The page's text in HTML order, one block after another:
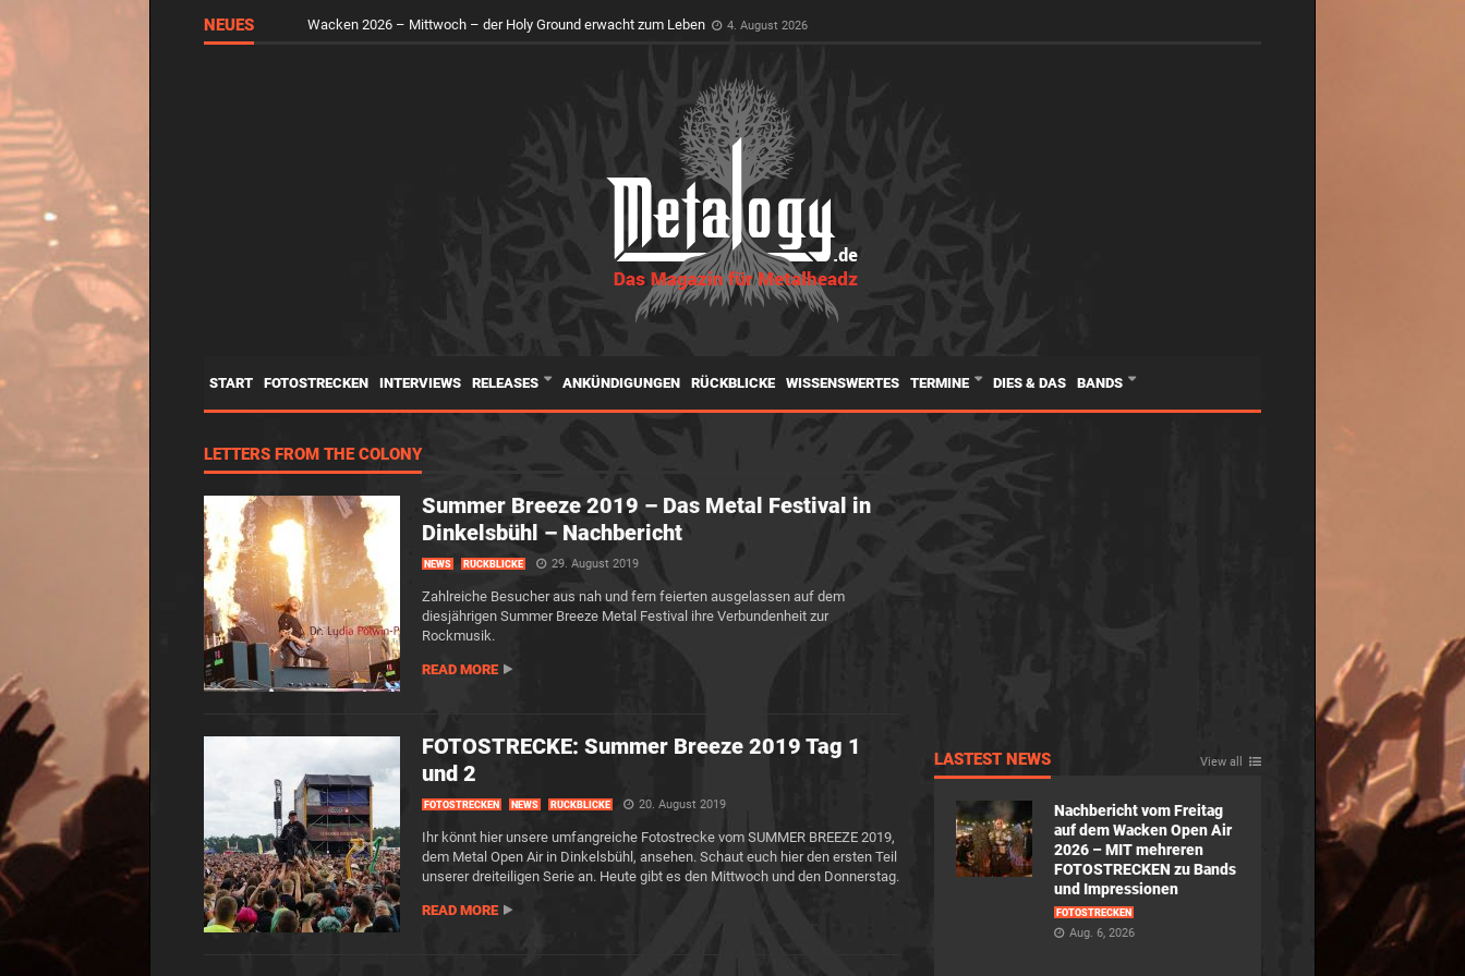
NEUES Wacken 2026 – Mittwoch – der Holy Ground erwacht zum Leben 4. August 2026
START FOTOSTRECKEN INTERVIEWS RELEASES ANKÜNDIGUNGEN RÜCKBLICKE WISSENSWERTES TERMINE DIES & DAS BANDS
LETTERS FROM THE COLONY
Summer Breeze 2019 – Das Metal Festival in
Dinkelsbühl – Nachbericht
NEWS RÜCKBLICKE 29. August 2019
Zahlreiche Besucher aus nah und fern feierten ausgelassen auf dem
diesjährigen Summer Breeze Metal Festival ihre Verbundenheit zur
Rockmusik.
READ MORE
FOTOSTRECKE: Summer Breeze 2019 Tag 1
und 2
FOTOSTRECKEN NEWS RÜCKBLICKE 20. August 2019
Ihr könnt hier unsere umfangreiche Fotostrecke vom SUMMER BREEZE 2019,
dem Metal Open Air in Dinkelsbühl, ansehen. Schaut euch hier den ersten Teil
unserer dreiteiligen Serie an. Heute gibt es den Mittwoch und den Donnerstag.
READ MORE
LASTEST NEWS View all
Nachbericht vom Freitag
auf dem Wacken Open Air
2026 – MIT mehreren
FOTOSTRECKEN zu Bands
und Impressionen
FOTOSTRECKEN
Aug. 6, 2026